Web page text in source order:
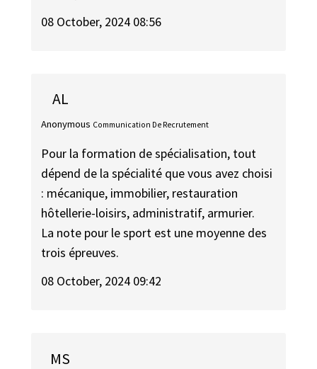
08 October, 2024 08:56
AL
Anonymous Communication De Recrutement
Pour la formation de spécialisation, tout
dépend de la spécialité que vous avez choisi
: mécanique, immobilier, restauration
hôtellerie-loisirs, administratif, armurier.
La note pour le sport est une moyenne des
trois épreuves.
08 October, 2024 09:42
MS